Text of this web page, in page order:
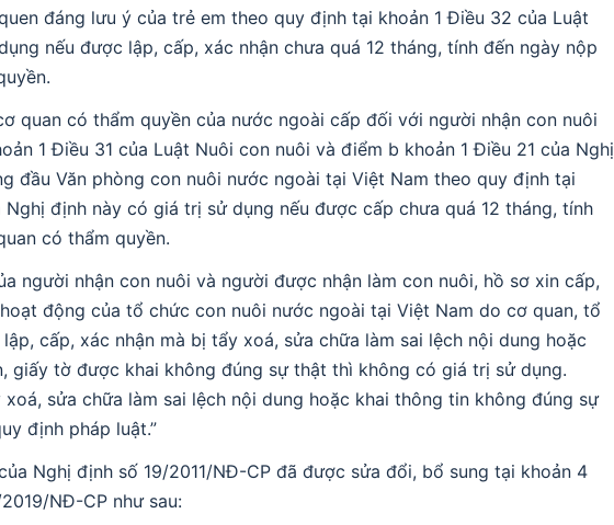
đáng lưu ý của trẻ em theo quy định tại khoản 1 Điều 32 của Luật
nếu được lập, cấp, xác nhận chưa quá 12 tháng, tính đến ngày nộp
quan có thẩm quyền của nước ngoài cấp đối với người nhận con nuôi
1 Điều 31 của Luật Nuôi con nuôi và điểm b khoản 1 Điều 21 của Nghị
đầu Văn phòng con nuôi nước ngoài tại Việt Nam theo quy định tại
định này có giá trị sử dụng nếu được cấp chưa quá 12 tháng, tính
có thẩm quyền.
người nhận con nuôi và người được nhận làm con nuôi, hồ sơ xin cấp,
động của tổ chức con nuôi nước ngoài tại Việt Nam do cơ quan, tổ
cấp, xác nhận mà bị tẩy xoá, sửa chữa làm sai lệch nội dung hoặc
giấy tờ được khai không đúng sự thật thì không có giá trị sử dụng.
sửa chữa làm sai lệch nội dung hoặc khai thông tin không đúng sự
định pháp luật.”
Nghị định số 19/2011/NĐ-CP đã được sửa đổi, bổ sung tại khoản 4
NĐ-CP như sau: